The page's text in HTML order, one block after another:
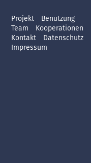
Projekt
Benutzung
Team
Kooperationen
Kontakt
Datenschutz
Impressum